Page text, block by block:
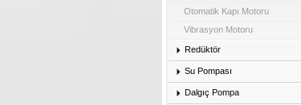
Otomatik Kapı Motoru
Vibrasyon Motoru
Redüktör
Su Pompası
Dalgıç Pompa